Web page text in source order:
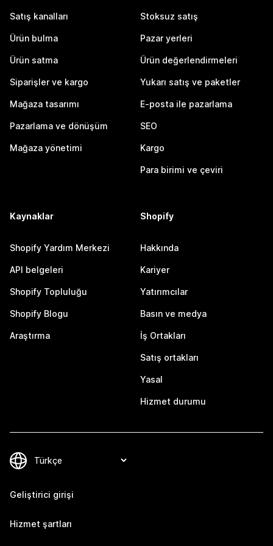
Satış kanalları
Ürün bulma
Ürün satma
Siparişler ve kargo
Mağaza tasarımı
Pazarlama ve dönüşüm
Mağaza yönetimi
Stoksuz satış
Pazar yerleri
Ürün değerlendirmeleri
Yukarı satış ve paketler
E-posta ile pazarlama
SEO
Kargo
Para birimi ve çeviri
Kaynaklar
Shopify Yardım Merkezi
API belgeleri
Shopify Topluluğu
Shopify Blogu
Araştırma
Shopify
Hakkında
Kariyer
Yatırımcılar
Basın ve medya
İş Ortakları
Satış ortakları
Yasal
Hizmet durumu
Geliştirici girişi
Hizmet şartları